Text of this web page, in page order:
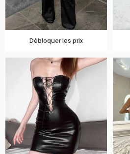
Débloquer les prix